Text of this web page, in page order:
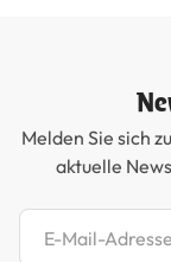
Melden Sie sich
aktuelle
Newsletter